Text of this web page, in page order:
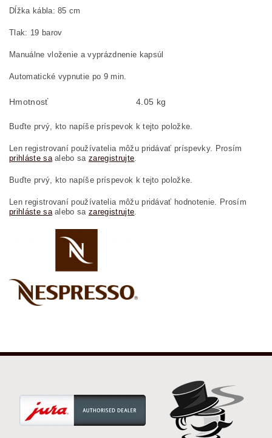
Dĺžka kábla: 85 cm
Tlak: 19 barov
Manuálne vloženie a vyprázdnenie kapsúl
Automatické vypnutie po 9 min.
Hmotnosť 4.05 kg
Buďte prvý, kto napíše príspevok k tejto položke.
Len registrovaní používatelia môžu pridávať príspevky. Prosím
prihláste saalebo sazaregistrujte.
Buďte prvý, kto napíše príspevok k tejto položke.
Len registrovaní používatelia môžu pridávať hodnotenie. Prosím
prihláste saalebo sazaregistrujte.